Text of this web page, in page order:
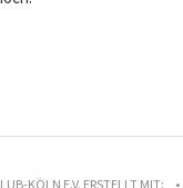
KÖLN E.V. ERSTELLT MIT: